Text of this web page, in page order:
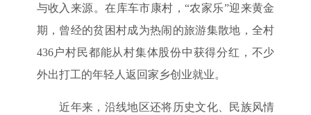
与收入来源。在库车市康村，“农家乐”迎来黄金
期，曾经的贫困村成为热闹的旅游集散地，全村
436户村民都能从村集体股份中获得分红，不少
外出打工的年轻人返回家乡创业就业。
近年来，沿线地区还将历史文化、民族风情